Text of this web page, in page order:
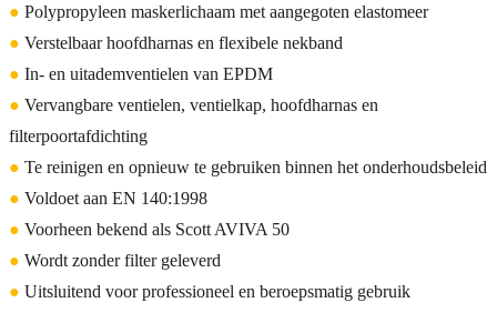
● Polypropyleen maskerlichaam met aangegoten elastomeer
● Verstelbaar hoofdharnas en flexibele nekband
● In- en uitademventielen van EPDM
● Vervangbare ventielen, ventielkap, hoofdharnas en
filterpoortafdichting
● Te reinigen en opnieuw te gebruiken binnen het onderhoudsbeleid
● Voldoet aan EN 140:1998
● Voorheen bekend als Scott AVIVA 50
● Wordt zonder filter geleverd
● Uitsluitend voor professioneel en beroepsmatig gebruik